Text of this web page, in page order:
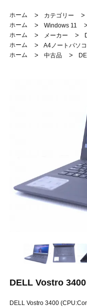
ホーム > カテゴリー >
ホーム
> Windows 11 >
ホーム
> メーカー >
ホーム
> A4ノートパソ
ホーム
> 中古品 >
DELL Vostro 3400
DELL Vostro 3400